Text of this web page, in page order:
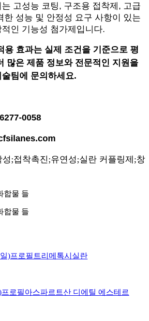
고성능 코팅, 구조용 접착제, 고급
한 성능 및 안정성 요구 사항이 있는
인 기능성 첨가제입니다.
용 효과는 실제 조건을 기준으로 평
많은 제품 정보와 전문적인 지원을
팀에 문의하세요.
0058
성;접착촉진;유연성;실란 커플링제;창
합물 들
합물 들
)프로필트리메톡시실란
로필아스파르트산 디에틸 에스테르